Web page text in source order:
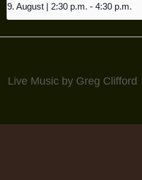
9. August | 2:30 p.m. - 4:30 p.m.
Live Music by Greg Clifford